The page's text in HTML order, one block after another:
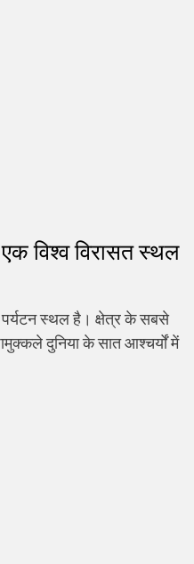
विश्व विरासत स्थल
पर्यटन स्थल है। क्षेत्र के सबसे
दुनिया के सात आश्चर्यों में